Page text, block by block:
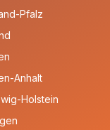
Pfalz
Anhalt
Holstein